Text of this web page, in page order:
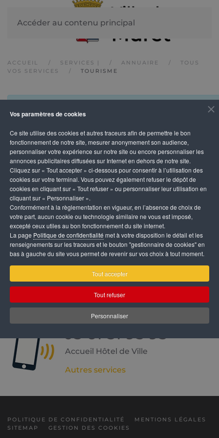
Vos paramètres de cookies
Ce site utilise des cookies et autres traceurs afin de permettre le bon
fonctionnement de notre site, mesurer anonymement son audience,
personnaliser votre expérience sur notre site ou encore personnaliser les
annonces publicitaires diffusées sur Internet en dehors de notre site.
Cliquez sur « Tout accepter » ci-dessous pour consentir à l’utilisation des
cookies sur votre terminal. Vous pouvez également refuser le dépôt de
cookies en cliquant sur « Tout refuser » ou personnaliser leur utilisation en
cliquant sur « Personnaliser ».
Conformément à la règlementation en vigueur, en l’absence de choix de
votre part, aucun cookie ou technologie similaire ne vous est imposé,
excepté ceux utiles au bon fonctionnement du site internet.
La page Politique de confidentialité met à votre disposition le détail et les
renseignements sur les traceurs et le bouton "gestionnaire de cookies" en
bas à gauche du site vous permet de revenir sur vos choix à tout moment.
Tout accepter
Tout refuser
Personnaliser
Accéder au contenu principal
ACCUEIL SERVICES | ANNUAIRE
TOUS
VOS SERVICES
TOURISME
Mairie de Muret
Hôtel de Ville
27 Rue Castelvielh
05 61 51 95 95
Accueil Hôtel de Ville
Autres services
POLITIQUE DE CONFIDENTIALITÉ
MENTIONS LÉGALES
SITEMAP
GESTION DES COOKIES